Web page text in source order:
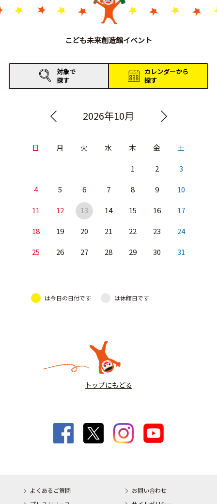
こども未来創造館イベント
対象で
探す
カレンダーから
探す
2026年10月
日 月 火 水 木 金 土
1 2 3
4 5 6 7 8 9 10
11 12 13 14 15 16 17
18 19 20 21 22 23 24
25 26 27 28 29 30 31
は今日の日付です は休館日です
トップにもどる
よくあるご質問
お問い合わせ